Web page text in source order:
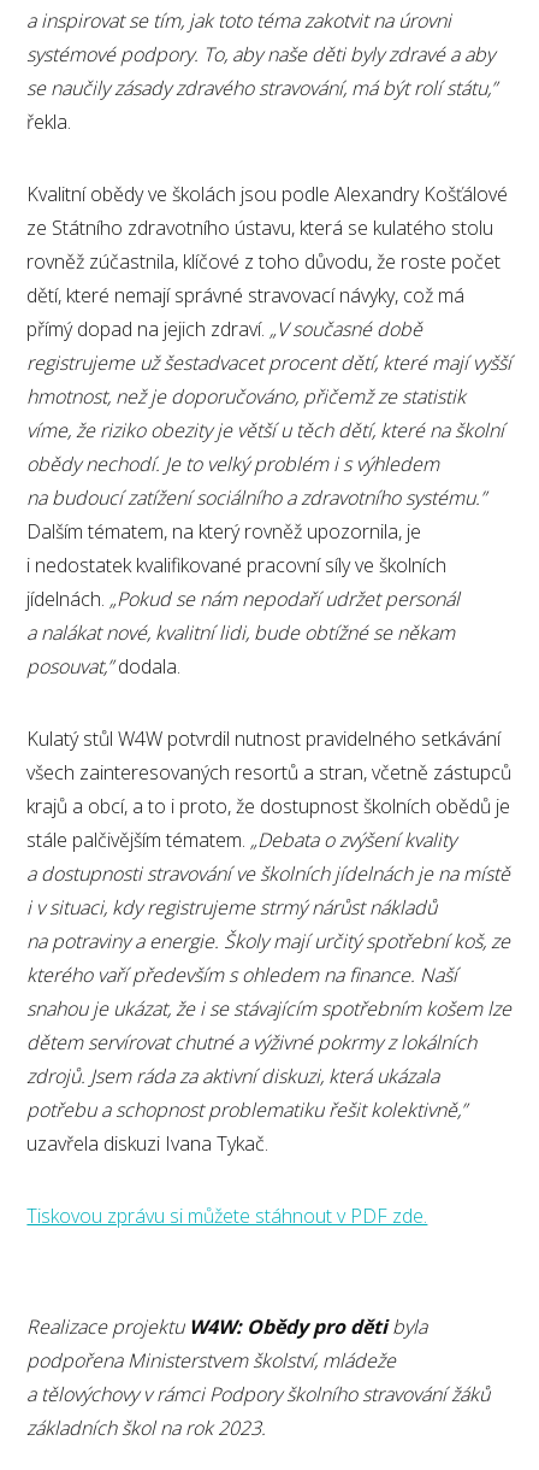
a inspirovat se tím, jak toto téma zakotvit na úrovni
systémové podpory. To, aby naše děti byly zdravé a aby
se naučily zásady zdravého stravování, má být rolí státu,”
řekla.
Kvalitní obědy ve školách jsou podle Alexandry Košťálové
ze Státního zdravotního ústavu, která se kulatého stolu
rovněž zúčastnila, klíčové z toho důvodu, že roste počet
dětí, které nemají správné stravovací návyky, což má
přímý dopad na jejich zdraví. „V současné době
registrujeme už šestadvacet procent dětí, které mají vyšší
hmotnost, než je doporučováno, přičemž ze statistik
víme, že riziko obezity je větší u těch dětí, které na školní
obědy nechodí. Je to velký problém i s výhledem
na budoucí zatížení sociálního a zdravotního systému.”
Dalším tématem, na který rovněž upozornila, je
i nedostatek kvalifikované pracovní síly ve školních
jídelnách. „Pokud se nám nepodaří udržet personál
a nalákat nové, kvalitní lidi, bude obtížné se někam
posouvat,”dodala.
Kulatý stůl W4W potvrdil nutnost pravidelného setkávání
všech zainteresovaných resortů a stran, včetně zástupců
krajů a obcí, a to i proto, že dostupnost školních obědů je
stále palčivějším tématem. „Debata o zvýšení kvality
a dostupnosti stravování ve školních jídelnách je na místě
i v situaci, kdy registrujeme strmý nárůst nákladů
na potraviny a energie. Školy mají určitý spotřební koš, ze
kterého vaří především s ohledem na finance. Naší
snahou je ukázat, že i se stávajícím spotřebním košem lze
dětem servírovat chutné a výživné pokrmy z lokálních
zdrojů. Jsem ráda za aktivní diskuzi, která ukázala
potřebu a schopnost problematiku řešit kolektivně,”
uzavřela diskuzi Ivana Tykač.
Tiskovou zprávu si můžete stáhnout v PDF zde.
Realizace projektu W4W: Obědy pro dětibyla
podpořena Ministerstvem školství, mládeže
a tělovýchovy v rámci Podpory školního stravování žáků
základních škol na rok 2023.